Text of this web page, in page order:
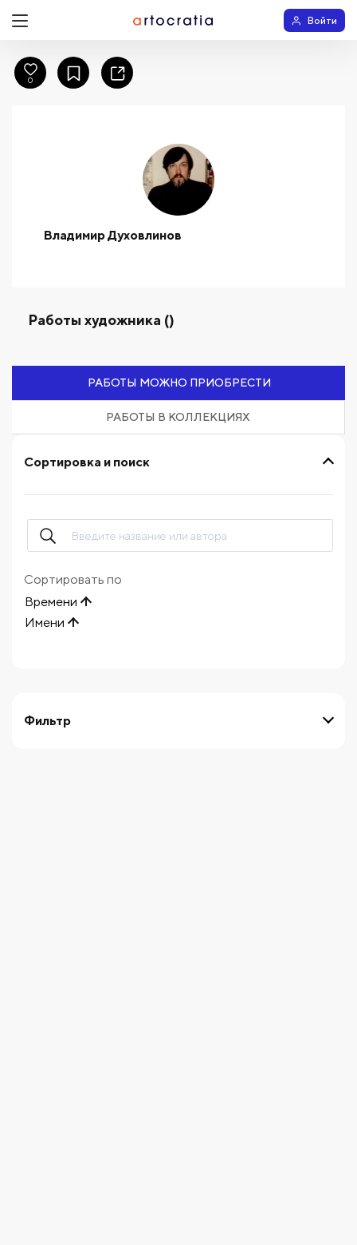
Войти
Владимир Духовлинов
Работы художника ()
РАБОТЫ МОЖНО ПРИОБРЕСТИ
РАБОТЫ В КОЛЛЕКЦИЯХ
Фильтр
Сортировка и поиск
Сортировать по
Времени
Имени
0